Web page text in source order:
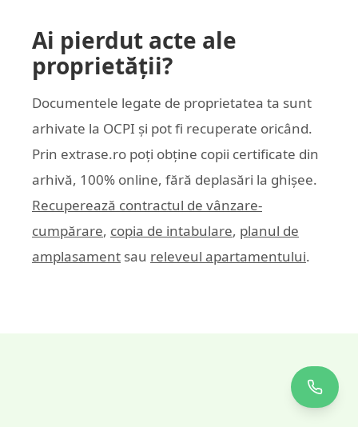
Ai pierdut acte ale
proprietății?
Documentele legate de proprietatea ta sunt
arhivate la OCPI și pot fi recuperate oricând.
Prin extrase.ro poți obține copii certificate din
arhivă, 100% online, fără deplasări la ghișee.
Recuperează contractul de vânzare-
cumpărare, copia de intabulare, planul de
amplasament sau releveul apartamentului.